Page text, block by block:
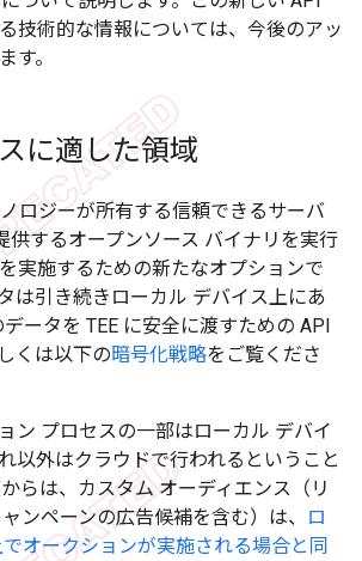
技術的な情報については、今後のアッ
す。
に適した領域
ロジーが所有する信頼できるサーバ
供するオープンソース バイナリを実行
実施するための新たなオプションで
は引き続きローカル デバイス上にあ
ータを TEE に安全に渡すための API
くは以下の暗号化戦略をご覧くださ
ン プロセスの一部はローカル デバイ
以外はクラウドで行われるということ
らは、カスタム オーディエンス（リ
ンペーンの広告候補を含む）は、
ロ
オークションが実施される場合と同